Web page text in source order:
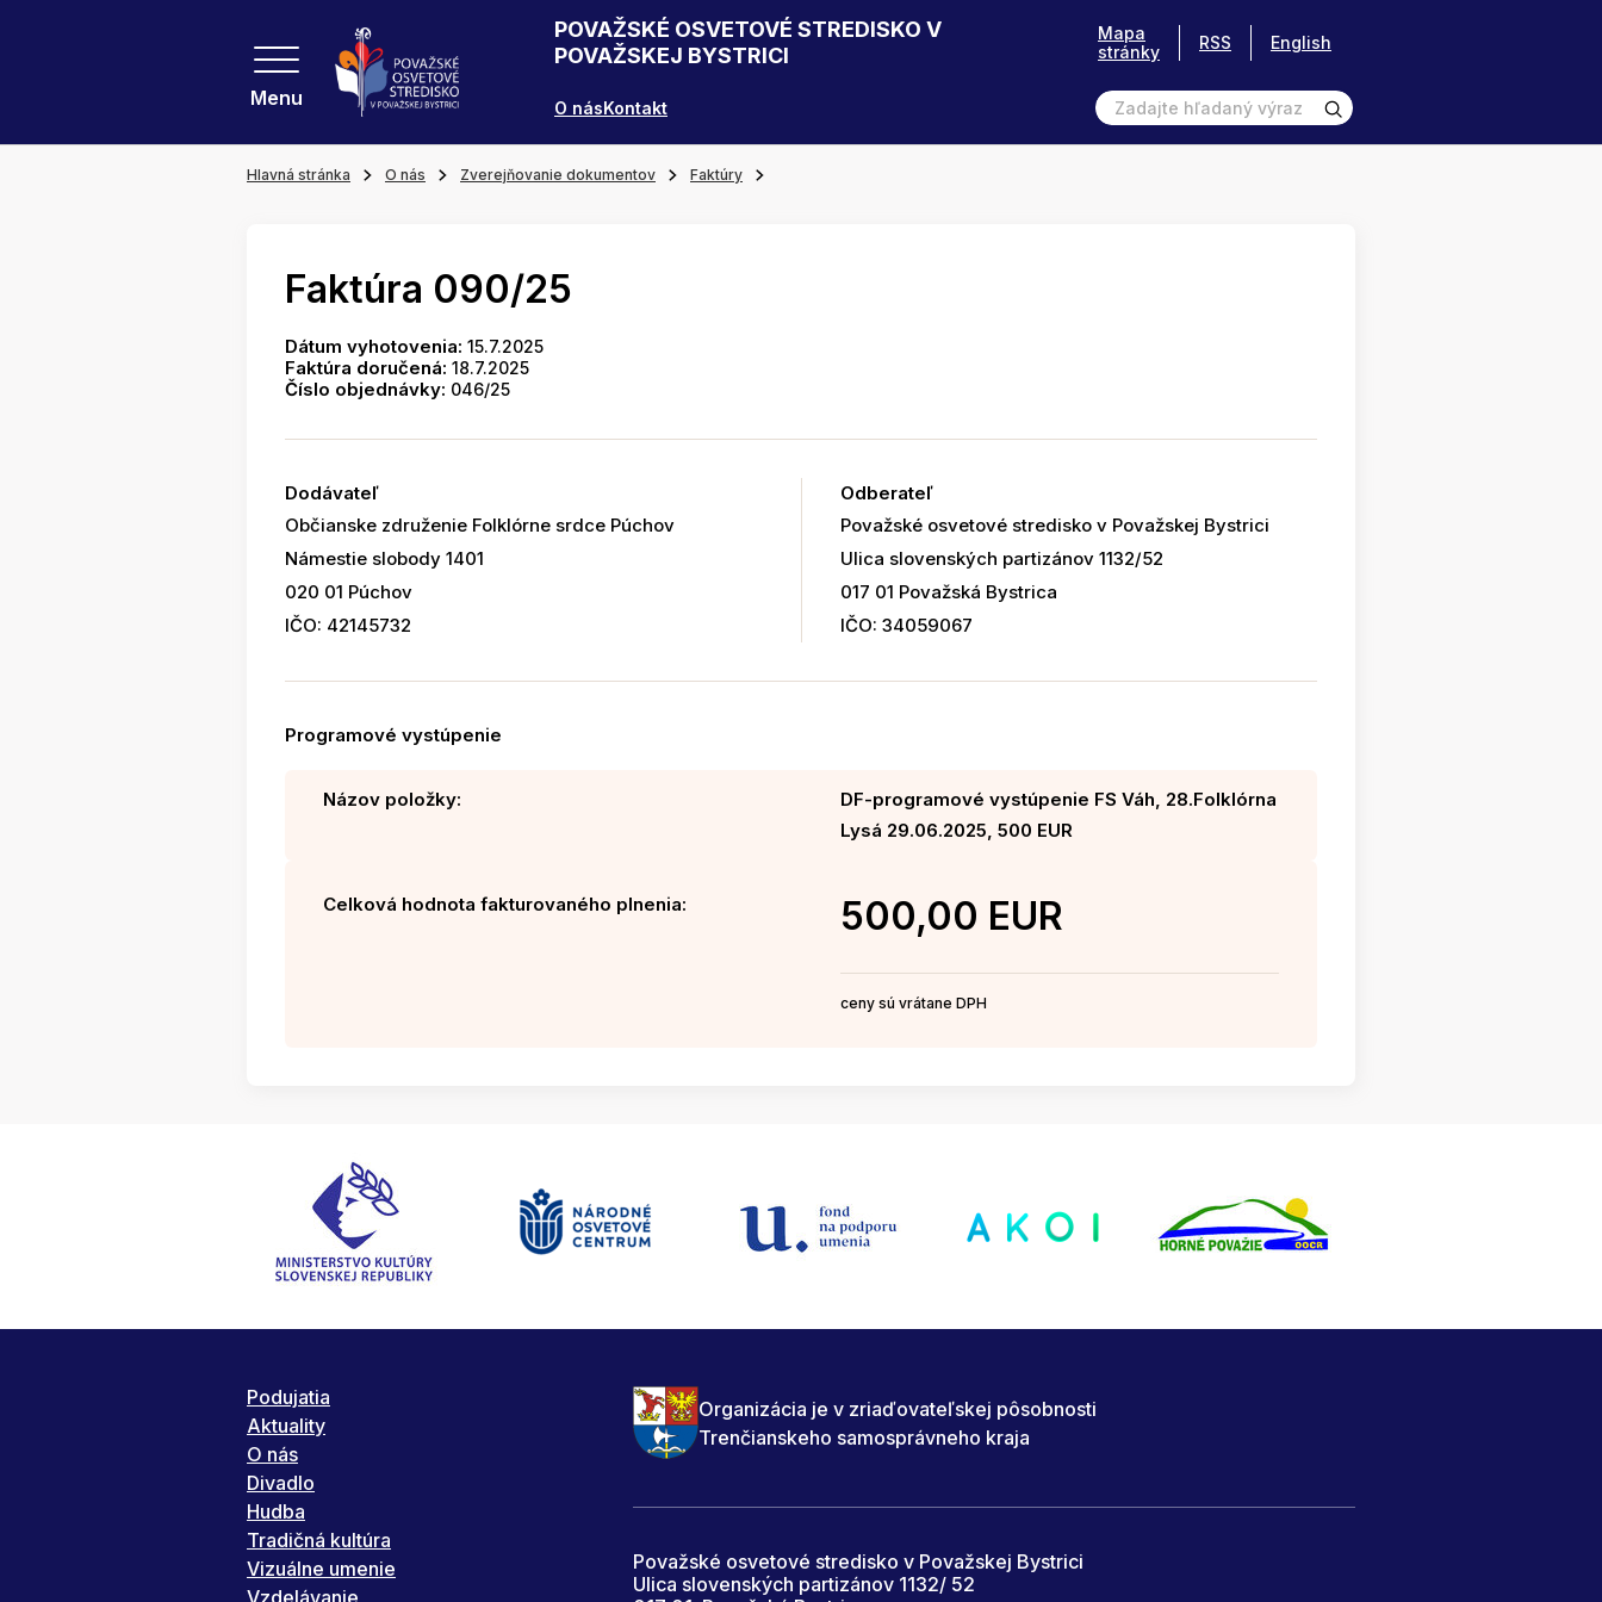
Menu
POVAŽSKÉ OSVETOVÉ STREDISKO V
POVAŽSKEJ BYSTRICI
O násKontakt
Mapa
stránky
RSS English
Hlavná stránka O nás Zverejňovanie dokumentov Faktúry
Faktúra 090/25
Dátum vyhotovenia: 15.7.2025
Faktúra doručená: 18.7.2025
Číslo objednávky: 046/25
Dodávateľ
Občianske združenie Folklórne srdce Púchov
Námestie slobody 1401
020 01 Púchov
IČO: 42145732
Odberateľ
Považské osvetové stredisko v Považskej Bystrici
Ulica slovenských partizánov 1132/52
017 01 Považská Bystrica
IČO: 34059067
Programové vystúpenie
Názov položky:
DF-programové vystúpenie FS Váh, 28.Folklórna
Lysá 29.06.2025, 500 EUR
Celková hodnota fakturovaného plnenia: 500,00 EUR
ceny sú vrátane DPH
Podujatia
Aktuality
O nás
Divadlo
Hudba
Tradičná kultúra
Vizuálne umenie
Organizácia je v zriaďovateľskej pôsobnosti
Trenčianskeho samosprávneho kraja
Považské osvetové stredisko v Považskej Bystrici
Ulica slovenských partizánov 1132/ 52